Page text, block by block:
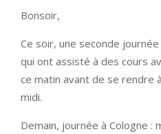
Bonsoir,
Ce soir, une seconde
qui ont assisté à des cours
ce matin avant de se rendre
midi.
Demain, journée à Cologne :